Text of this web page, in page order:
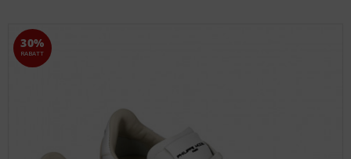
30%
RABATT